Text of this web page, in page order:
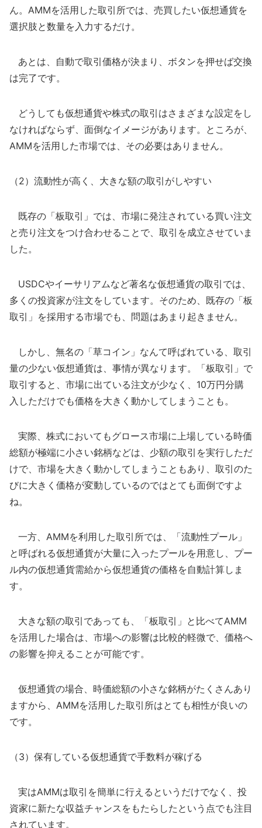
ん。AMMを活用した取引所では、売買したい仮想通貨を
選択肢と数量を入力するだけ。
あとは、自動で取引価格が決まり、ボタンを押せば交換
は完了です。
どうしても仮想通貨や株式の取引はさまざまな設定をし
なければならず、面倒なイメージがあります。ところが、
AMMを活用した市場では、その必要はありません。
（2）流動性が高く、大きな額の取引がしやすい
既存の「板取引」では、市場に発注されている買い注文
と売り注文をつけ合わせることで、取引を成立させていま
した。
USDCやイーサリアムなど著名な仮想通貨の取引では、
多くの投資家が注文をしています。そのため、既存の「板
取引」を採用する市場でも、問題はあまり起きません。
しかし、無名の「草コイン」なんて呼ばれている、取引
量の少ない仮想通貨は、事情が異なります。「板取引」で
取引すると、市場に出ている注文が少なく、10万円分購
入しただけでも価格を大きく動かしてしまうことも。
実際、株式においてもグロース市場に上場している時価
総額が極端に小さい銘柄などは、少額の取引を実行しただ
けで、市場を大きく動かしてしまうこともあり、取引のた
びに大きく価格が変動しているのではとても面倒ですよ
ね。
一方、AMMを利用した取引所では、「流動性プール」
と呼ばれる仮想通貨が大量に入ったプールを用意し、プー
ル内の仮想通貨需給から仮想通貨の価格を自動計算しま
す。
大きな額の取引であっても、「板取引」と比べてAMM
を活用した場合は、市場への影響は比較的軽微で、価格へ
の影響を抑えることが可能です。
仮想通貨の場合、時価総額の小さな銘柄がたくさんあり
ますから、AMMを活用した取引所はとても相性が良いの
です。
（3）保有している仮想通貨で手数料が稼げる
実はAMMは取引を簡単に行えるというだけでなく、投
資家に新たな収益チャンスをもたらしたという点でも注目
されています。